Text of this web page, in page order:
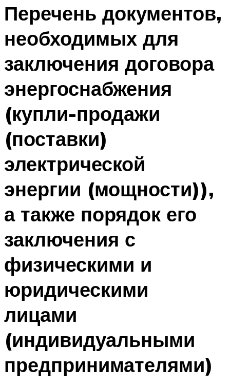
Перечень документов,
необходимых для
заключения договора
энергоснабжения
(купли-продажи
(поставки)
электрической
энергии (мощности)),
а также порядок его
заключения с
физическими и
юридическими
лицами
(индивидуальными
предпринимателями)